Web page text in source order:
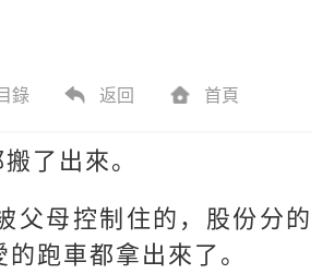
錄 返回 首頁
了出來。
父母控制住的，股份分的
跑車都拿出來了。